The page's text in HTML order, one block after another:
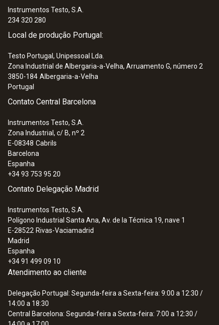
testo 6621 - Temperature and humidity
: 0555 6602
testo 6602 - Process IAQ probe for duct
Instrumentos Testo, S.A.
234 320 280
Local de produção Portugal:
Testo Portugal, Unipessoal Lda.
Zona Industrial de Albergaria-a-Velha, Arruamento G, número 2
3850-184 Albergaria-a-Velha
Portugal
Contato Central Barcelona
Instrumentos Testo, S.A.
Zona Industrial, c/ B, nº 2
E-08348 Cabrils
Barcelona
Espanha
+34 93 753 95 20
Contato Delegação Madrid
Instrumentos Testo, S.A.
Polígono Industrial Santa Ana, Av. de la Técnica 19, nave 1
E-28522 Rivas-Vaciamadrid
Madrid
Espanha
+34 91 499 09 10
Atendimento ao cliente
Delegação Portugal: Segunda-feira a Sexta-feira: 9:00 a 12:30 /
14:00 a 18:30
Central Barcelona: Segunda-feira a Sexta-feira: 7:00 a 12:30 /